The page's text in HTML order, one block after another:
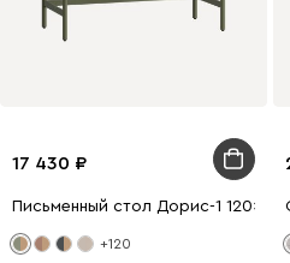
17 430
Письменный стол Дорис-1
+120